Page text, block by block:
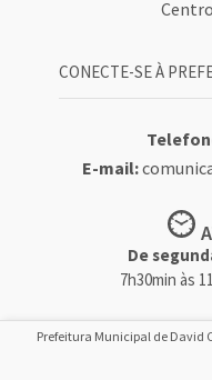
CONECTE-SE À
E-mail:
De
7h30min às
Prefeitura Municipal de David